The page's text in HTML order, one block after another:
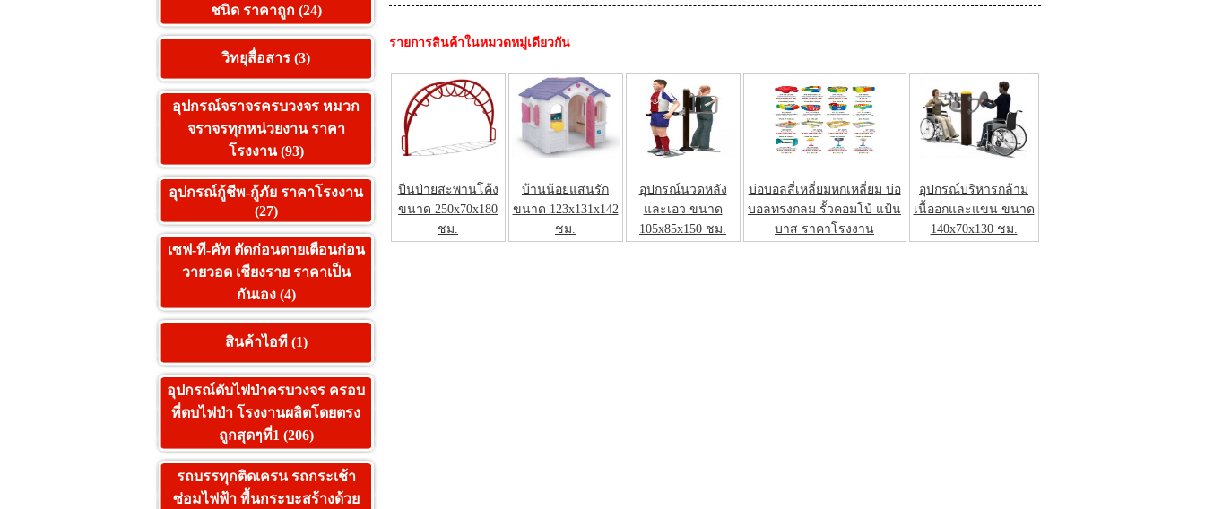
ชนิด ราคาถูก (24)
วิทยุสื่อสาร (3)
อุปกรณ์จราจรครบวงจร หมวก
จราจรทุกหน่วยงาน ราคา
โรงงาน (93)
อุปกรณ์กู้ชีพ-กู้ภัย ราคาโรงงาน
(27)
เซฟ-ที-คัท ตัดก่อนตายเตือนก่อน
วายวอด เชียงราย ราคาเป็น
กันเอง (4)
สินค้าไอที (1)
อุปกรณ์ดับไฟป่าครบวงจร ครอบ
ที่ตบไฟป่า โรงงานผลิตโดยตรง
ถูกสุดๆที่1 (206)
รถบรรทุกติดเครน รถกระเช้า
ซ่อมไฟฟ้า พื้นกระบะสร้างด้วย
รายการสินค้าในหมวดหมู่เดียวกัน
ปีนป่ายสะพานโค้ง
ขนาด 250x70x180
ชม.
บ้านน้อยแสนรัก
ขนาด 123x131x142
ชม.
อุปกรณ์นวดหลัง
และเอว ขนาด
105x85x150 ชม.
บ่อบอลสี่เหลี่ยมหกเหลี่ยม บ่อ
บอลทรงกลม รั้วคอมโบ้ แป้น
บาส ราคาโรงงาน
อุปกรณ์บริหารกล้าม
เนื้ออกและแขน ขนาด
140x70x130 ชม.